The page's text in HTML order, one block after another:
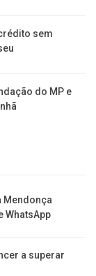
sem
do MP e
Mendonça
WhatsApp
a superar